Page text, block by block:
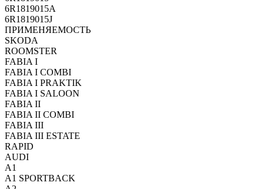
6R1819015A
6R1819015J
ПРИМЕНЯЕМОСТЬ
SKODA
ROOMSTER
FABIA I
FABIA I COMBI
FABIA I PRAKTIK
FABIA I SALOON
FABIA II
FABIA II COMBI
FABIA III
FABIA III ESTATE
RAPID
AUDI
A1
A1 SPORTBACK